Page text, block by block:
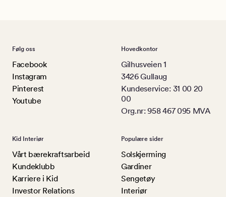
Følg oss
Facebook
Instagram
Pinterest
Youtube
Hovedkontor
Gilhusveien 1
3426 Gullaug
Kundeservice: 31 00 20
00
Org.nr: 958 467 095 MVA
Kid Interiør
Vårt bærekraftsarbeid
Kundeklubb
Karriere i Kid
Investor Relations
Populære sider
Solskjerming
Gardiner
Sengetøy
Interiør